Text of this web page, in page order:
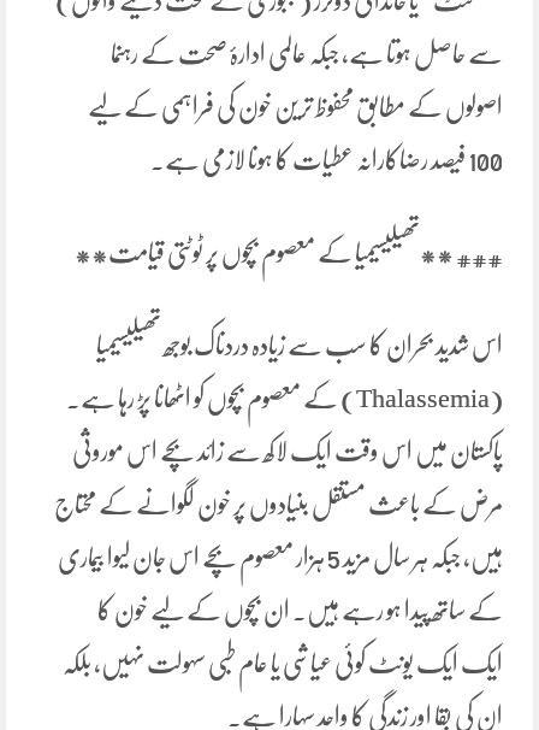
سے حاصل ہوتا ہے، جبکہ عالمی ادارۂ صحت کے رہنما
اصولوں کے مطابق محفوظ ترین خون کی فراہمی کے لیے
100 فیصد رضاکارانہ عطیات کا ہونا لازمی ہے۔
### **تھیلیسیمیا کے معصوم بچوں پر ٹوٹتی قیامت**
اس شدید بحران کا سب سے زیادہ دردناک بوجھ تھیلیسیمیا
(Thalassemia) کے معصوم بچوں کو اٹھانا پڑ رہا ہے۔
پاکستان میں اس وقت ایک لاکھ سے زائد بچے اس موروثی
مرض کے باعث مستقل بنیادوں پر خون لگوانے کے محتاج
ہیں، جبکہ ہر سال مزید 5 ہزار معصوم بچے اس جان لیوا بیماری
کے ساتھ پیدا ہو رہے ہیں۔ ان بچوں کے لیے خون کا
ایک ایک یونٹ کوئی عیاشی یا عام طبی سہولت نہیں، بلکہ
ان کی بقا اور زندگی کا واحد سہارا ہے۔